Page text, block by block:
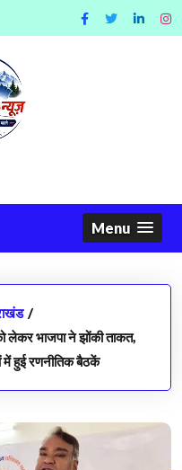
Menu
/
लेकर भाजपा ने झोंकी ताकत,
में हुई रणनीतिक बैठकें